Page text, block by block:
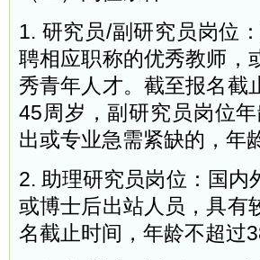
1. 研究员/副研究员岗位
聘相应职称的优秀教师，
秀青年人才。截至报名截
45周岁，副研究员岗位
出或专业急需紧缺的，年
2. 助理研究员岗位：国内
或博士后出站人员，具有
名截止时间，年龄不超过